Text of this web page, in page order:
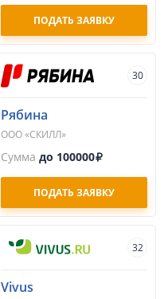
ПОДАТЬ ЗАЯВКУ
30
Рябина
ООО «СКИЛЛ»
Сумма до 100000
ПОДАТЬ ЗАЯВКУ
32
Vivus